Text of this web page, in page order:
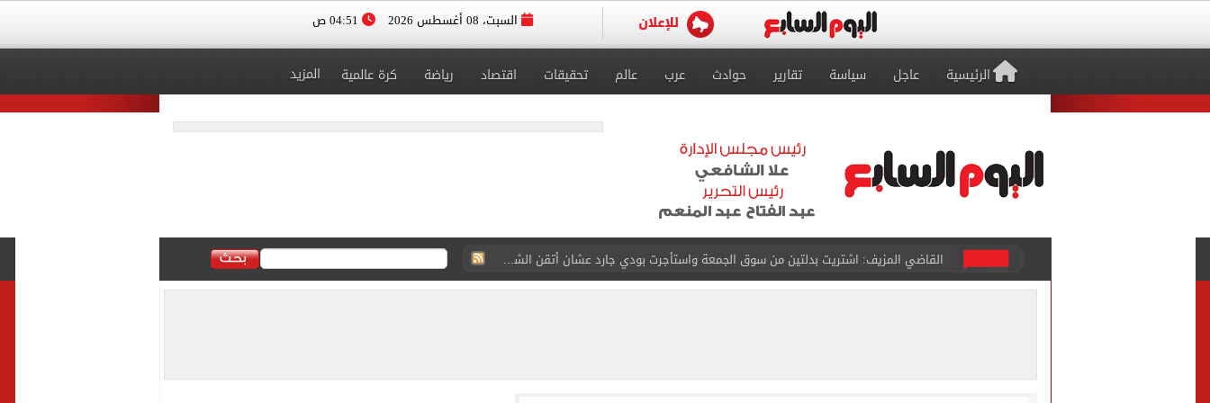
السبت، 08 أغسطس 2026
الرئيسية عاجل سياسة تقارير حوادث عرب عالم تحقيقات اقتصاد رياضة كرة عالمية المزيد
القاضي المزيف: اشتريت بدلتين من سوق الجمعة واستأجرت بودي جارد عشان أتقن الشخصية
برشلونة يطرح تذاكر مواجهة الأهلي على كأس خوان جامبر